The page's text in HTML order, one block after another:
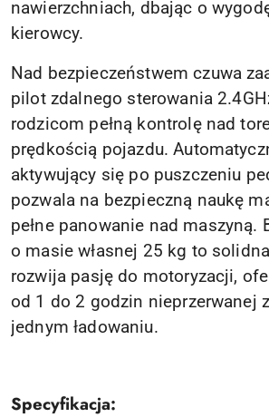
nawierzchniach, dbając o
kierowcy.
Nad bezpieczeństwem czuwa
pilot zdalnego sterowania
rodzicom pełną kontrolę nad
prędkością pojazdu.
aktywujący się po puszczeniu
pozwala na bezpieczną naukę
pełne panowanie nad maszyną.
o masie własnej 25 kg to
rozwija pasję do motoryzacji,
od 1 do 2 godzin nieprzerwanej
jednym ładowaniu.
Specyfikacja: